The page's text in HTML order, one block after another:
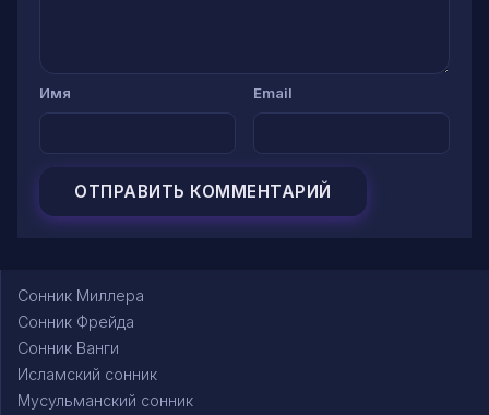
Имя Email
Сонник Миллера
Сонник Фрейда
Сонник Ванги
Исламский сонник
Мусульманский сонник